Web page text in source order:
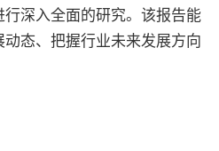
深入全面的研究。该报告能
态、把握行业未来发展方向